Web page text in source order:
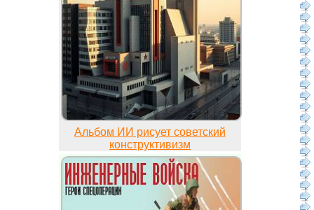
Альбом ИИ рисует советский
конструктивизм